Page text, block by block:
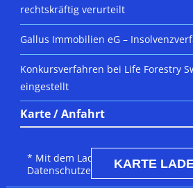
rechtskräftig verurteilt
Gallus Immobilien eG –
Konkursverfahren bei Life Forestry
eingestellt
Karte / Anfahrt
DSGVO
KARTE
* Mit dem Laden der Karte
Datenschutzerklärung von Google.